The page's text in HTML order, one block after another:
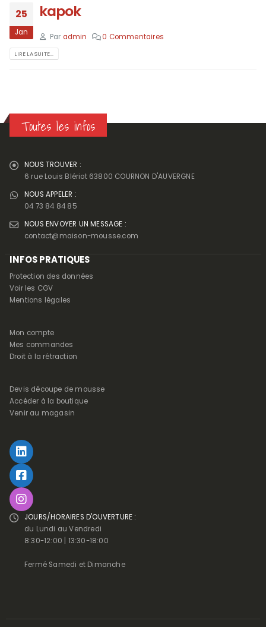
25
Jan
kapok
Par admin 0 Commentaires
LIRE LA SUITE...
Toutes les infos
NOUS TROUVER :
6 rue Louis Blériot 63800 COURNON D'AUVERGNE
NOUS APPELER :
04 73 84 84 85
NOUS ENVOYER UN MESSAGE :
contact@maison-mousse.com
INFOS PRATIQUES
Protection des données
Voir les CGV
Mentions légales
Mon compte
Mes commandes
Droit à la rétraction
Devis découpe de mousse
Accéder à la boutique
Venir au magasin
JOURS/HORAIRES D'OUVERTURE :
du Lundi au Vendredi
8:30-12:00 | 13:30-18:00
Fermé Samedi et Dimanche